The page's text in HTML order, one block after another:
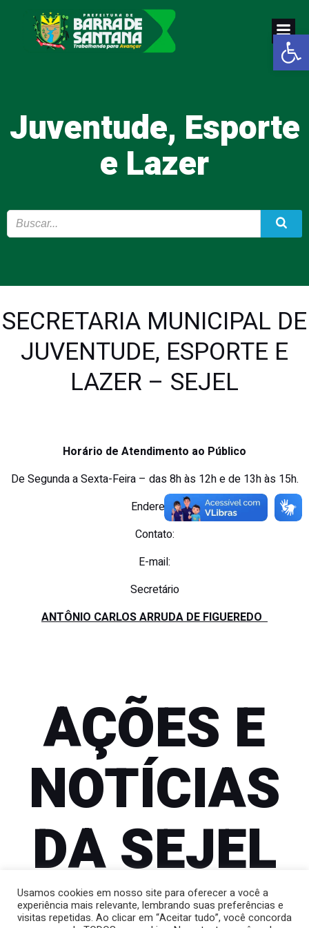
Abrir
Pular
para
o
conteúdo
Juventude, Esporte
e Lazer
SECRETARIA MUNICIPAL DE
JUVENTUDE, ESPORTE E
LAZER – SEJEL
Horário de Atendimento ao Público
De Segunda a Sexta-Feira – das 8h às 12h e de 13h às 15h.
Endereço:
Contato:
E-mail:
Secretário
ANTÔNIO CARLOS ARRUDA DE FIGUEREDO
AÇÕES E
NOTÍCIAS
DA SEJEL
Usamos cookies em nosso site para oferecer a você a
experiência mais relevante, lembrando suas preferências e
visitas repetidas. Ao clicar em “Aceitar tudo”, você concorda